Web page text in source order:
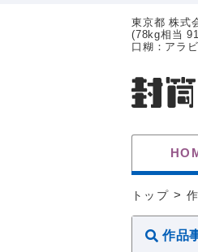
東京都 株式
(78kg相当
口糊：アラ
トップ >
作品